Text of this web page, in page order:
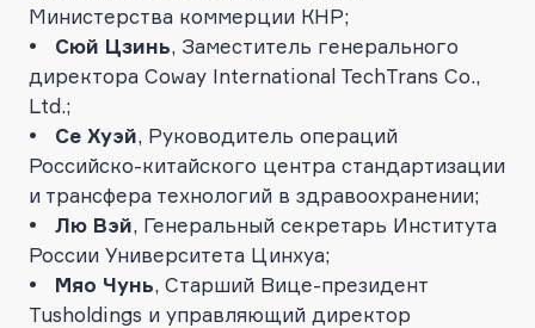
Министерства коммерции КНР;
• Сюй Цзинь, Заместитель генерального
директора Coway International TechTrans Co.,
Ltd.;
• Се Хуэй, Руководитель операций
Российско-китайского центра стандартизации
и трансфера технологий в здравоохранении;
• Лю Вэй, Генеральный секретарь Института
России Университета Цинхуа;
• Мяо Чунь, Старший Вице-президент
Tusholdings и управляющий директор